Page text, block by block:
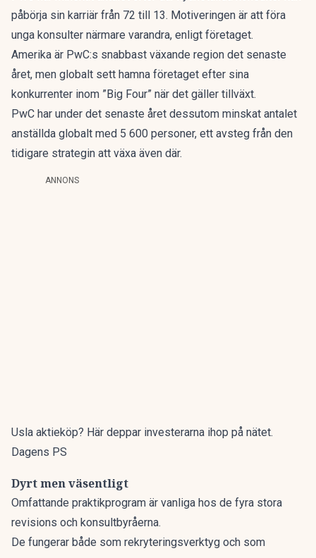
påbörja sin karriär från 72 till 13. Motiveringen är att föra
unga konsulter närmare varandra, enligt företaget.
Amerika är PwC:s snabbast växande region det senaste
året, men globalt sett hamna företaget efter sina
konkurrenter inom ”Big Four” när det gäller tillväxt.
PwC har under det senaste året dessutom minskat antalet
anställda globalt med 5 600 personer, ett avsteg från den
tidigare strategin att växa även där.
ANNONS
Usla aktieköp? Här deppar investerarna ihop på nätet.
Dagens PS
Dyrt men väsentligt
Omfattande praktikprogram är vanliga hos de fyra stora
revisions och konsultbyråerna.
De fungerar både som rekryteringsverktyg och som